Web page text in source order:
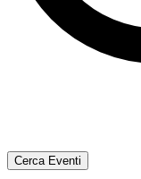
Cerca Eventi